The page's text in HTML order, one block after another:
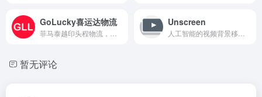
GoLucky喜运达物流 Unscreen
暂无评论